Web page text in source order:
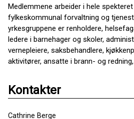
Medlemmene arbeider i hele
fylkeskommunal forvaltning og
yrkesgruppene er renholdere,
ledere i barnehager og skoler,
vernepleiere, saksbehandlere,
aktivitører, ansatte i brann- og
Kontakter
Cathrine Berge